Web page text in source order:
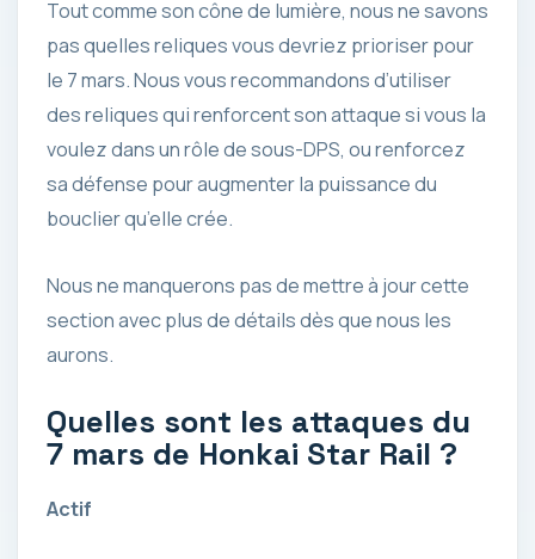
Tout comme son cône de lumière, nous ne savons
pas quelles reliques vous devriez prioriser pour
le 7 mars. Nous vous recommandons d’utiliser
des reliques qui renforcent son attaque si vous la
voulez dans un rôle de sous-DPS, ou renforcez
sa défense pour augmenter la puissance du
bouclier qu’elle crée.
Nous ne manquerons pas de mettre à jour cette
section avec plus de détails dès que nous les
aurons.
Quelles sont les attaques du
7 mars de Honkai Star Rail ?
Actif